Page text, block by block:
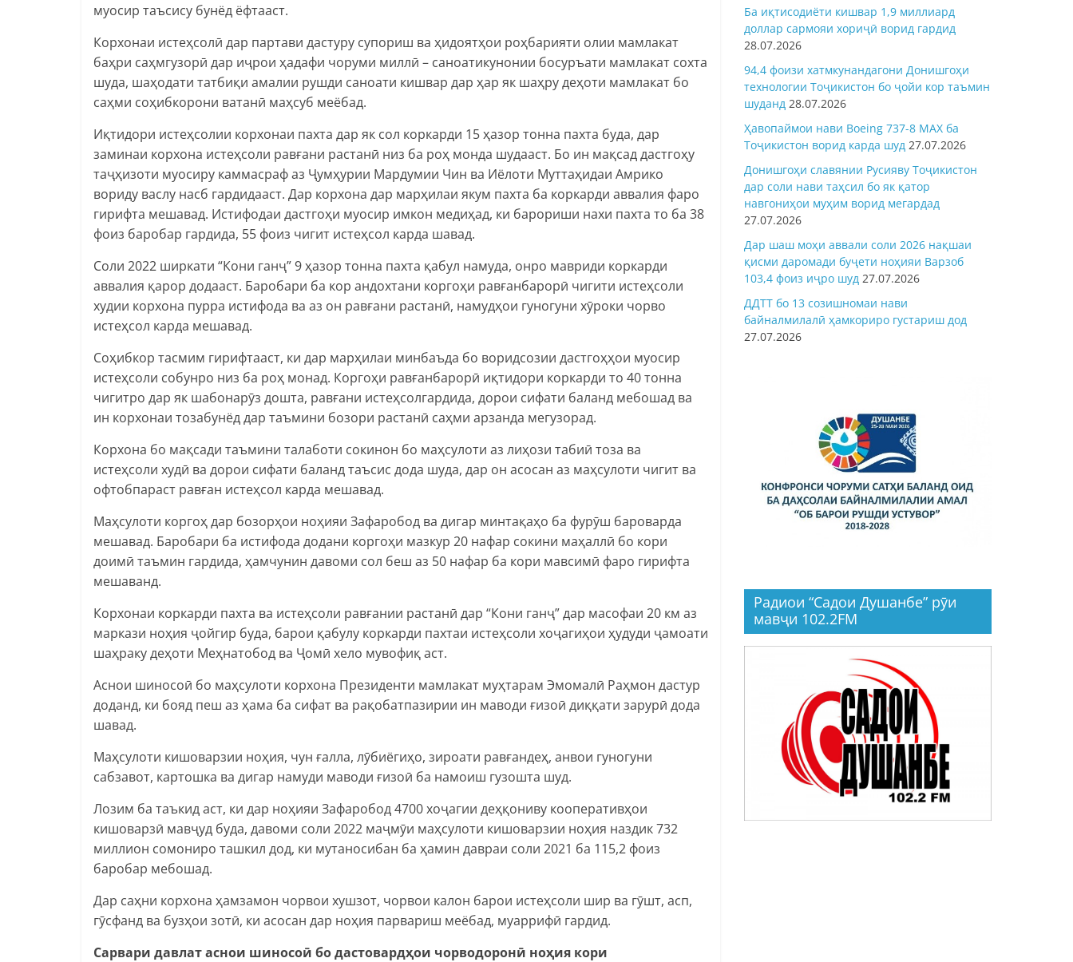
муосир таъсису бунёд ёфтааст.
Корхонаи истеҳсолӣ дар партави дастуру супориш ва ҳидоятҳои роҳбарияти олии мамлакат
баҳри саҳмгузорӣ дар иҷрои ҳадафи чоруми миллӣ – саноатикунонии босуръати мамлакат сохта
шуда, шаҳодати татбиқи амалии рушди саноати кишвар дар ҳар як шаҳру деҳоти мамлакат бо
саҳми соҳибкорони ватанӣ маҳсуб меёбад.
Иқтидори истеҳсолии корхонаи пахта дар як сол коркарди 15 ҳазор тонна пахта буда, дар
заминаи корхона истеҳсоли равғани растанӣ низ ба роҳ монда шудааст. Бо ин мақсад дастгоҳу
таҷҳизоти муосиру каммасраф аз Ҷумҳурии Мардумии Чин ва Иёлоти Муттаҳидаи Амрико
вориду васлу насб гардидааст. Дар корхона дар марҳилаи якум пахта ба коркарди аввалия фаро
гирифта мешавад. Истифодаи дастгоҳи муосир имкон медиҳад, ки барориши нахи пахта то ба 38
фоиз баробар гардида, 55 фоиз чигит истеҳсол карда шавад.
Соли 2022 ширкати “Кони ганҷ” 9 ҳазор тонна пахта қабул намуда, онро мавриди коркарди
аввалия қарор додааст. Баробари ба кор андохтани коргоҳи равғанбарорӣ чигити истеҳсоли
худии корхона пурра истифода ва аз он равғани растанӣ, намудҳои гуногуни хӯроки чорво
истеҳсол карда мешавад.
Соҳибкор тасмим гирифтааст, ки дар марҳилаи минбаъда бо воридсозии дастгоҳҳои муосир
истеҳсоли собунро низ ба роҳ монад. Коргоҳи равғанбарорӣ иқтидори коркарди то 40 тонна
чигитро дар як шабонарӯз дошта, равғани истеҳсолгардида, дорои сифати баланд мебошад ва
ин корхонаи тозабунёд дар таъмини бозори растанӣ саҳми арзанда мегузорад.
Корхона бо мақсади таъмини талаботи сокинон бо маҳсулоти аз лиҳози табиӣ тоза ва
истеҳсоли худӣ ва дорои сифати баланд таъсис дода шуда, дар он асосан аз маҳсулоти чигит ва
офтобпараст равған истеҳсол карда мешавад.
Маҳсулоти коргоҳ дар бозорҳои ноҳияи Зафаробод ва дигар минтақаҳо ба фурӯш бароварда
мешавад. Баробари ба истифода додани коргоҳи мазкур 20 нафар сокини маҳаллӣ бо кори
доимӣ таъмин гардида, ҳамчунин давоми сол беш аз 50 нафар ба кори мавсимӣ фаро гирифта
мешаванд.
Корхонаи коркарди пахта ва истеҳсоли равғании растанӣ дар “Кони ганҷ” дар масофаи 20 км аз
маркази ноҳия ҷойгир буда, барои қабулу коркарди пахтаи истеҳсоли хоҷагиҳои ҳудуди ҷамоати
шаҳраку деҳоти Меҳнатобод ва Ҷомӣ хело мувофиқ аст.
Аснои шиносоӣ бо маҳсулоти корхона Президенти мамлакат муҳтарам Эмомалӣ Раҳмон дастур
доданд, ки бояд пеш аз ҳама ба сифат ва рақобатпазирии ин маводи ғизоӣ диққати зарурӣ дода
шавад.
Маҳсулоти кишоварзии ноҳия, чун ғалла, лӯбиёгиҳо, зироати равғандеҳ, анвои гуногуни
сабзавот, картошка ва дигар намуди маводи ғизоӣ ба намоиш гузошта шуд.
Лозим ба таъкид аст, ки дар ноҳияи Зафаробод 4700 хоҷагии деҳқониву кооперативҳои
кишоварзӣ мавҷуд буда, давоми соли 2022 маҷмӯи маҳсулоти кишоварзии ноҳия наздик 732
миллион сомониро ташкил дод, ки мутаносибан ба ҳамин давраи соли 2021 ба 115,2 фоиз
баробар мебошад.
Дар саҳни корхона ҳамзамон чорвои хушзот, чорвои калон барои истеҳсоли шир ва гӯшт, асп,
гӯсфанд ва бузҳои зотӣ, ки асосан дар ноҳия парвариш меёбад, муаррифӣ гардид.
Сарвари давлат аснои шиносоӣ бо дастовардҳои чорводоронӣ ноҳия кори
Ба иқтисодиёти кишвар 1,9 миллиард
доллар сармояи хориҷӣ ворид гардид
28.07.2026
94,4 фоизи хатмкунандагони Донишгоҳи
технологии Тоҷикистон бо ҷойи кор таъмин
шуданд 28.07.2026
Ҳавопаймои нави Boeing 737-8 MAX ба
Тоҷикистон ворид карда шуд 27.07.2026
Донишгоҳи славянии Русияву Тоҷикистон
дар соли нави таҳсил бо як қатор
навгониҳои муҳим ворид мегардад
27.07.2026
Дар шаш моҳи аввали соли 2026 нақшаи
қисми даромади буҷети ноҳияи Варзоб
103,4 фоиз иҷро шуд 27.07.2026
ДДТТ бо 13 созишномаи нави
байналмилалӣ ҳамкориро густариш дод
27.07.2026
Радиои “Садои Душанбе” рӯи
мавҷи 102.2FM